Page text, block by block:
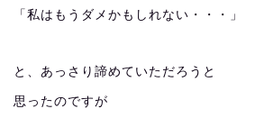
「私はもうダメかもしれない・・・」
と、あっさり諦めていただろうと
思ったのですが